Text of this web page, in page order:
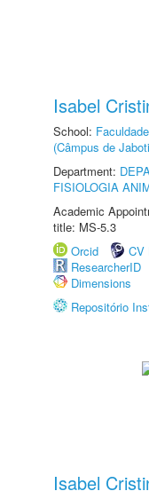
Isabel
School:
(Câmpus de
Department:
FISIOLOGIA
Academic
title: MS-5.3
Orcid
CV
ResearcherID
Dimensions
Repositório
Isabel